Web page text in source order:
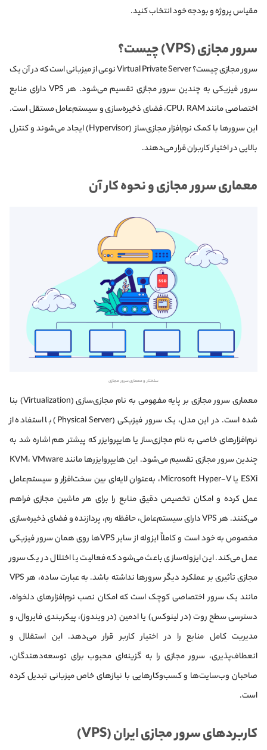
مقیاس پروژه و بودجه خود انتخاب کنید.
سرور مجازی (VPS) چیست؟
سرور مجازی چیست؟ Virtual Private Server نوعی از میزبانی است که در آن یک
سرور فیزیکی به چندین سرور مجازی تقسیم می‌شود. هر VPS دارای منابع
اختصاصی مانند CPU، RAM، فضای ذخیره‌سازی و سیستم‌عامل مستقل است.
این سرورها با کمک نرم‌افزار مجازی‌ساز (Hypervisor) ایجاد می‌شوند و کنترل
بالایی در اختیار کاربران قرار می‌دهند.
معماری سرور مجازی و نحوه کار آن
سلختار و معماری سرور مجازی
معماری سرور مجازی بر پایه مفهومی به نام مجازی‌سازی (Virtualization) بنا
شده است. در این مدل، یک سرور فیزیکی (Physical Server) با استفاده از
نرم‌افزارهای خاصی به نام مجازی‌ساز یا هایپروایزر که پیشتر هم اشاره شد به
چندین سرور مجازی تقسیم می‌شود. این هایپروایزرها مانند KVM، VMware
ESXi یا Microsoft Hyper-V، به‌عنوان لایه‌ای بین سخت‌افزار و سیستم‌عامل
عمل کرده و امکان تخصیص دقیق منابع را برای هر ماشین مجازی فراهم
می‌کنند. هر VPS دارای سیستم‌عامل، حافظه رم، پردازنده و فضای ذخیره‌سازی
مخصوص به خود است و کاملاً ایزوله از سایر VPSها روی همان سرور فیزیکی
عمل می‌کند. این ایزوله‌سازی باعث می‌شود که فعالیت یا اختلال در یک سرور
مجازی تأثیری بر عملکرد دیگر سرورها نداشته باشد. به عبارت ساده، هر VPS
مانند یک سرور اختصاصی کوچک است که امکان نصب نرم‌افزارهای دلخواه،
دسترسی سطح روت (در لینوکس) یا ادمین (در ویندوز)، پیکربندی فایروال، و
مدیریت کامل منابع را در اختیار کاربر قرار می‌دهد. این استقلال و
انعطاف‌پذیری، سرور مجازی را به گزینه‌ای محبوب برای توسعه‌دهندگان،
صاحبان وب‌سایت‌ها و کسب‌وکارهایی با نیازهای خاص میزبانی تبدیل کرده
است.
کاربردهای سرور مجازی ایران (VPS)